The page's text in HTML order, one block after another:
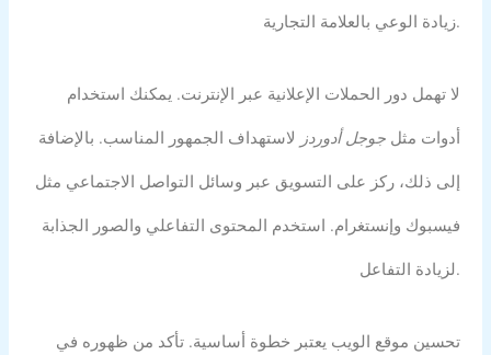
زيادة الوعي بالعلامة التجارية.
لا تهمل دور الحملات الإعلانية عبر الإنترنت. يمكنك استخدام
أدوات مثل جوجل أدوردز لاستهداف الجمهور المناسب. بالإضافة
إلى ذلك، ركز على التسويق عبر وسائل التواصل الاجتماعي مثل
فيسبوك وإنستغرام. استخدم المحتوى التفاعلي والصور الجذابة
لزيادة التفاعل.
تحسين موقع الويب يعتبر خطوة أساسية. تأكد من ظهوره في